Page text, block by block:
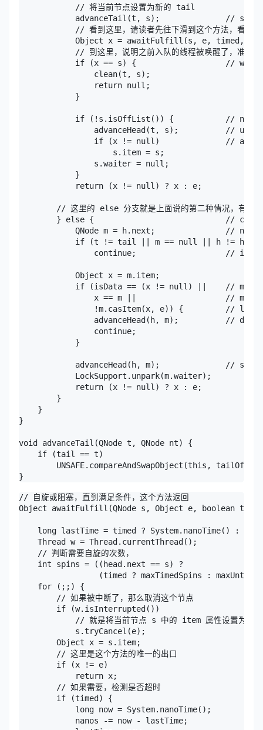
            // 将当前节点设置为新的 tail
advanceTail(t, s);              //
// 看到这里，请读者先往下滑到这个方法，看完
Object x = awaitFulfill(s, e, timed,
// 到这里，说明之前入队的线程被唤醒了，准备往
if (x == s) {                   // wait
                clean(t, s);
                return null;
            }
if (!s.isOffList()) {           // not
advanceHead(t, s);          //
if (x != null)              // and
                    s.item = s;
                s.waiter = null;
            }
            return (x != null) ? x : e;
// 这里的 else 分支就是上面说的第二种情况，有相
} else {                            //
QNode m = h.next;               // node
            if (t != tail || m == null || h != head)
continue;                   //
            Object x = m.item;
if (isData == (x != null) ||    // m
x == m ||                   // m
!m.casItem(x, e)) {         // lost
advanceHead(h, m);          //
                continue;
            }
advanceHead(h, m);              //
            LockSupport.unpark(m.waiter);
            return (x != null) ? x : e;
        }
    }
}
void advanceTail(QNode t, QNode nt) {
    if (tail == t)
UNSAFE.compareAndSwapObject(this,
}
// 自旋或阻塞，直到满足条件，这个方法返回
Object awaitFulfill(QNode s, Object e, boolean
    long lastTime = timed ? System.nanoTime() : 0;
    Thread w = Thread.currentThread();
    // 判断需要自旋的次数，
    int spins = ((head.next == s) ?
(timed ? maxTimedSpins :
    for (;;) {
        // 如果被中断了，那么取消这个节点
        if (w.isInterrupted())
// 就是将当前节点 s 中的 item 属性设置为
            s.tryCancel(e);
        Object x = s.item;
        // 这里是这个方法的唯一的出口
        if (x != e)
            return x;
        // 如果需要，检测是否超时
        if (timed) {
            long now = System.nanoTime();
            nanos -= now - lastTime;